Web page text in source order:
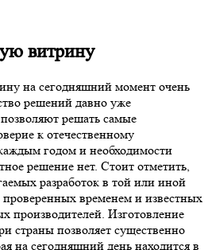
витрину
на сегодняшний момент очень
решений давно уже
решать самые
к отечественному
годом и необходимости
решение нет. Стоит отметить,
разработок в той или иной
временем и известных
производителей. Изготовление
страны позволяет существенно
на сегодняшний день находится в